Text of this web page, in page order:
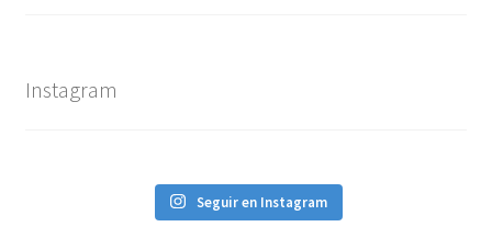
Instagram
Seguir en Instagram